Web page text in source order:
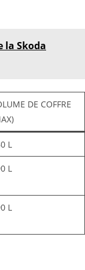
la Skoda
DE COFFRE
L
L
L